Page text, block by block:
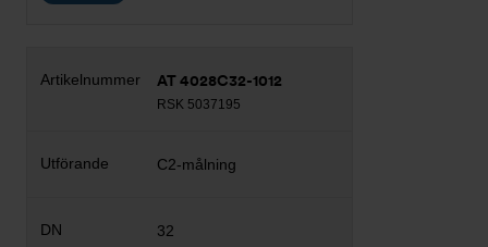
AT 4028C32-1012
RSK 5037195
C2-målning
32